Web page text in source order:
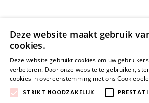
Deze website maakt gebruik
cookies.
Deze website gebruikt cookies om uw
verbeteren. Door onze website te gebruiken,
cookies in overeenstemming met ons
STRIKT NOODZAKELIJK